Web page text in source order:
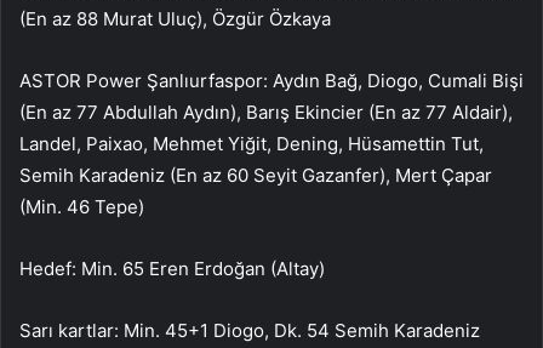
(En az 88 Murat Uluç), Özgür Özkaya
ASTOR Power Şanlıurfaspor: Aydın Bağ, Diogo, Cumali Bişi
(En az 77 Abdullah Aydın), Barış Ekincier (En az 77 Aldair),
Landel, Paixao, Mehmet Yiğit, Dening, Hüsamettin Tut,
Semih Karadeniz (En az 60 Seyit Gazanfer), Mert Çapar
(Min. 46 Tepe)
Hedef: Min. 65 Eren Erdoğan (Altay)
Sarı kartlar: Min. 45+1 Diogo, Dk. 54 Semih Karadeniz